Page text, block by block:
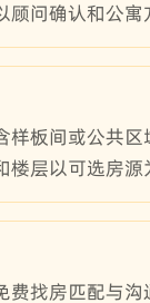
顾问确认和公寓
样板间或公共区
楼层以可选房源
费找房匹配与沟